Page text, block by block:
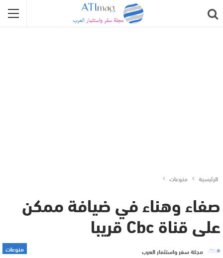
الرئيسية منوعات
صفاء وهناء في ضيافة ممكن
على قناة Cbc قريبا
منوعات
مجلة سفر واستثمار العرب